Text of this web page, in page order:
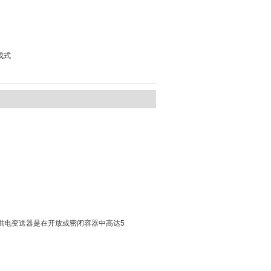
式
变送器是在开放或密闭容器中高达5